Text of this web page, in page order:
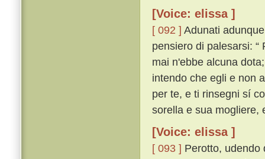
[Voice: elissa ]
[ 092 ] Adunati
pensiero di palesarsi:
mai n'ebbe alcuna
intendo che egli e non
per te, e ti rinsegni sí
sorella e sua mogliere,
[Voice: elissa ]
[ 093 ] Perotto, udendo